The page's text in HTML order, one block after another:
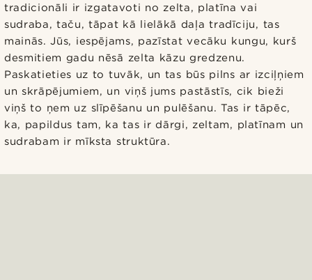
tradicionāli ir izgatavoti no zelta, platīna vai
sudraba, taču, tāpat kā lielākā daļa tradīciju, tas
mainās. Jūs, iespējams, pazīstat vecāku kungu, kurš
desmitiem gadu nēsā zelta kāzu gredzenu.
Paskatieties uz to tuvāk, un tas būs pilns ar izciļņiem
un skrāpējumiem, un viņš jums pastāstīs, cik bieži
viņš to ņem uz slīpēšanu un pulēšanu. Tas ir tāpēc,
ka, papildus tam, ka tas ir dārgi, zeltam, platīnam un
sudrabam ir mīksta struktūra.